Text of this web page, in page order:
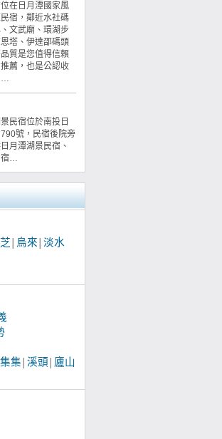
在日月潭國家風
宿，鄰近水社碼
文武廟、環湖步
塔、伊達邵碼頭
質是您值得信賴
薦，也是公認收
…
民宿位於南投日
號，民宿後院旁
月潭湖景民宿、
宿…
烏來 淡水
集集 溪頭
廬山